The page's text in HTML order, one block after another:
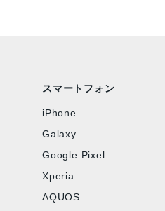
スマートフォン
iPhone
Galaxy
Google Pixel
Xperia
AQUOS